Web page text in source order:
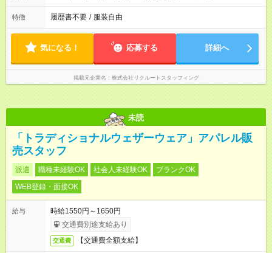
特徴 履歴書不要 / 服装自由
気になる！ 応募する 詳細へ
掲載元企業名 株式会社リクルートスタッフィング
未読
「トラディショナルウェザーウェア」アパレル販
売スタッフ
派遣 職種未経験OK 社会人未経験OK
ブランクOK
WEB登録・面接OK
給与
時給1550円～1650円
交通費別途支給あり
交通費 【交通費全額支給】